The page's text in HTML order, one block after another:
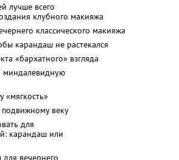
лучше всего
клубного макияжа
классического макияжа
карандаш не растекался
«бархатного» взгляда
миндалевидную
«мягкость»
веку
для
карандаш или
вечернего